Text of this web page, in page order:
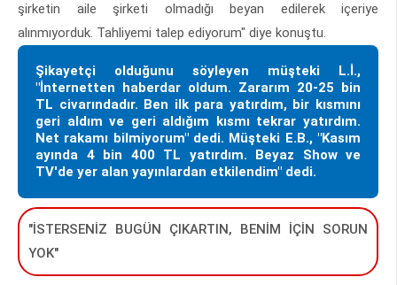
şirketin aile şirketi olmadığı beyan edilerek içeriye
alınmıyorduk. Tahliyemi talep ediyorum" diye konuştu.
Şikayetçi olduğunu söyleyen müşteki L.İ.,
"İnternetten haberdar oldum. Zararım 20-25 bin
TL civarındadır. Ben ilk para yatırdım, bir kısmını
geri aldım ve geri aldığım kısmı tekrar yatırdım.
Net rakamı bilmiyorum" dedi. Müşteki E.B., "Kasım
ayında 4 bin 400 TL yatırdım. Beyaz Show ve
TV'de yer alan yayınlardan etkilendim" dedi.
"İSTERSENİZ BUGÜN ÇIKARTIN, BENİM İÇİN SORUN
YOK"